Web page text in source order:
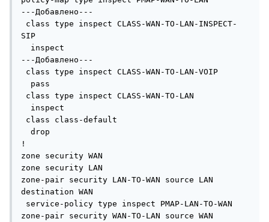
---Добавлено---
SIP
---Добавлено---
!
zone security WAN
zone security LAN
zone-pair security LAN-TO-WAN source LAN
destination WAN
zone-pair security WAN-TO-LAN source WAN